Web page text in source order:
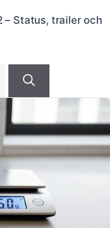
– Status, trailer och